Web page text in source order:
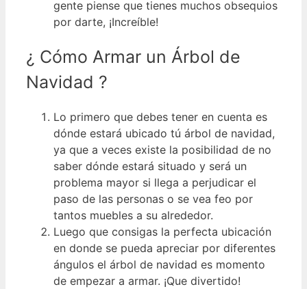
gente piense que tienes muchos obsequios
por darte, ¡Increíble!
¿ Cómo Armar un Árbol de
Navidad ?
Lo primero que debes tener en cuenta es
dónde estará ubicado tú árbol de navidad,
ya que a veces existe la posibilidad de no
saber dónde estará situado y será un
problema mayor si llega a perjudicar el
paso de las personas o se vea feo por
tantos muebles a su alrededor.
Luego que consigas la perfecta ubicación
en donde se pueda apreciar por diferentes
ángulos el árbol de navidad es momento
de empezar a armar. ¡Que divertido!